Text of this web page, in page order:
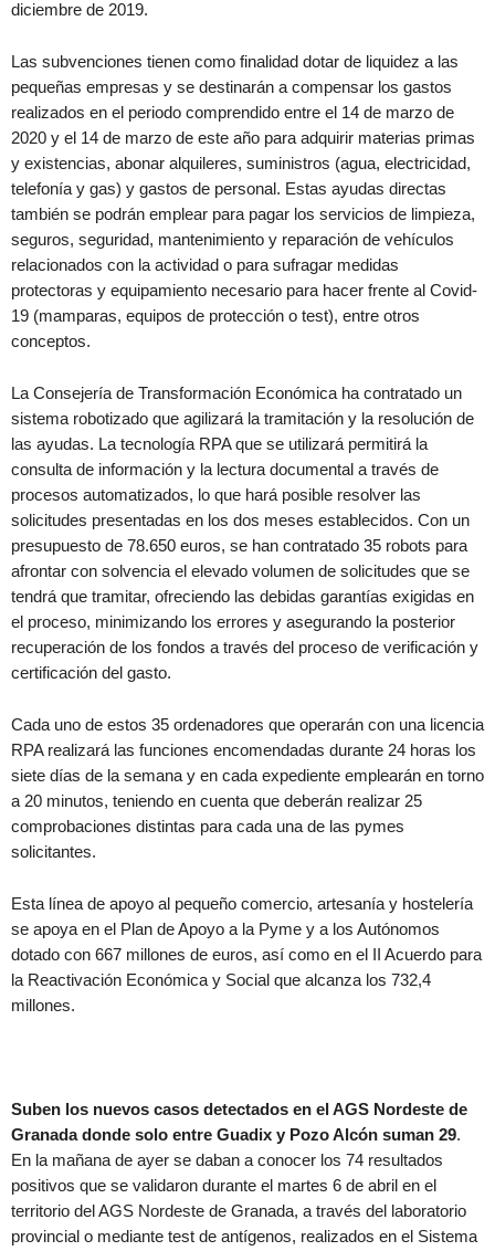
diciembre de 2019.
Las subvenciones tienen como finalidad dotar de liquidez a las
pequeñas empresas y se destinarán a compensar los gastos
realizados en el periodo comprendido entre el 14 de marzo de
2020 y el 14 de marzo de este año para adquirir materias primas
y existencias, abonar alquileres, suministros (agua, electricidad,
telefonía y gas) y gastos de personal. Estas ayudas directas
también se podrán emplear para pagar los servicios de limpieza,
seguros, seguridad, mantenimiento y reparación de vehículos
relacionados con la actividad o para sufragar medidas
protectoras y equipamiento necesario para hacer frente al Covid-
19 (mamparas, equipos de protección o test), entre otros
conceptos.
La Consejería de Transformación Económica ha contratado un
sistema robotizado que agilizará la tramitación y la resolución de
las ayudas. La tecnología RPA que se utilizará permitirá la
consulta de información y la lectura documental a través de
procesos automatizados, lo que hará posible resolver las
solicitudes presentadas en los dos meses establecidos. Con un
presupuesto de 78.650 euros, se han contratado 35 robots para
afrontar con solvencia el elevado volumen de solicitudes que se
tendrá que tramitar, ofreciendo las debidas garantías exigidas en
el proceso, minimizando los errores y asegurando la posterior
recuperación de los fondos a través del proceso de verificación y
certificación del gasto.
Cada uno de estos 35 ordenadores que operarán con una licencia
RPA realizará las funciones encomendadas durante 24 horas los
siete días de la semana y en cada expediente emplearán en torno
a 20 minutos, teniendo en cuenta que deberán realizar 25
comprobaciones distintas para cada una de las pymes
solicitantes.
Esta línea de apoyo al pequeño comercio, artesanía y hostelería
se apoya en el Plan de Apoyo a la Pyme y a los Autónomos
dotado con 667 millones de euros, así como en el II Acuerdo para
la Reactivación Económica y Social que alcanza los 732,4
millones.
Suben los nuevos casos detectados en el AGS Nordeste de
Granada donde solo entre Guadix y Pozo Alcón suman 29.
En la mañana de ayer se daban a conocer los 74 resultados
positivos que se validaron durante el martes 6 de abril en el
territorio del AGS Nordeste de Granada, a través del laboratorio
provincial o mediante test de antígenos, realizados en el Sistema